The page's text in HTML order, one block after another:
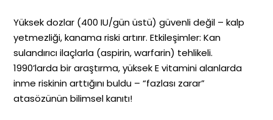
Yüksek dozlar (400 IU/gün üstü) güvenli değil – kalp
yetmezliği, kanama riski artırır. Etkileşimler: Kan
sulandırıcı ilaçlarla (aspirin, warfarin) tehlikeli.
1990’larda bir araştırma, yüksek E vitamini alanlarda
inme riskinin arttığını buldu – “fazlası zarar”
atasözünün bilimsel kanıtı!